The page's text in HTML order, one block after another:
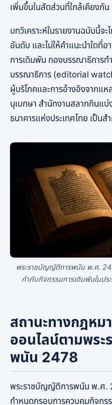
เพิ่มขึ้นในสัดส่วนที่ใกล้เคียงกัน
บทวิเคราะห์ในรายงานฉบับนี้จ
อันดับ และไม่ให้คำแนะนำใดที่
การเดิมพัน กองบรรณาธิการท
บรรณาธิการ (editorial
ผู้บริโภคและการอ้างอิงจากแ
นุเบกษา สำนักงานสลากกินแ
ธนาคารแห่งประเทศไทย เป็น
พระราชบัญญัติการพนัน พ.ศ.
กำกับกิจกรรมการเดิมพันในป
สถานะทางกฎหม
ออนไลน์ตามพร
พนัน 2478
พระราชบัญญัติการพนัน พ.ศ.
กำหนดกรอบการควบคุมกิจกร